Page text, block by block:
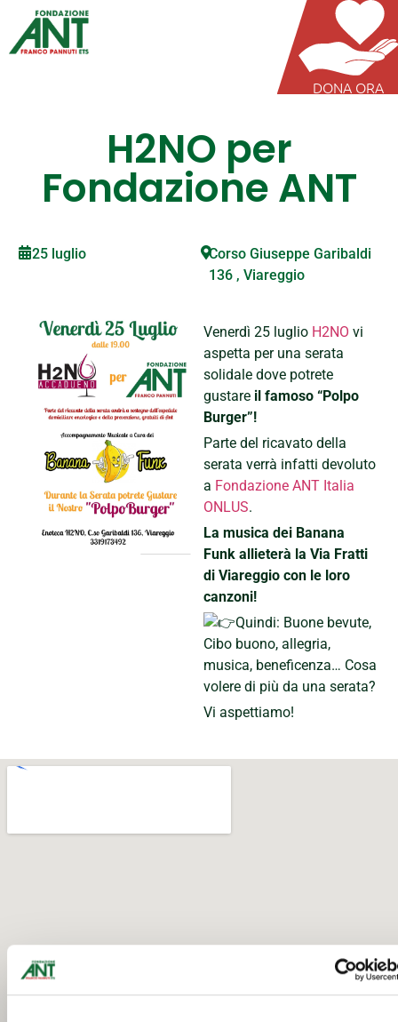
DONA ORA
H2NO per
Fondazione ANT
25 luglio
Corso Giuseppe Garibaldi
136 , Viareggio
Venerdì 25 luglio H2NO vi
aspetta per una serata
solidale dove potrete
gustare il famoso “Polpo
Burger”!
Parte del ricavato della
serata verrà infatti devoluto
a Fondazione ANT Italia
ONLUS.
La musica dei Banana
Funk allieterà la Via Fratti
di Viareggio con le loro
canzoni!
Quindi: Buone bevute,
Cibo buono, allegria,
musica, beneficenza… Cosa
volere di più da una serata?
Vi aspettiamo!